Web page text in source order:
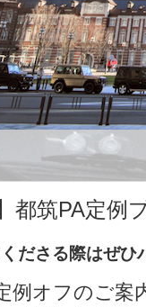
都筑PA定
ださる際はぜ
例オフのご案